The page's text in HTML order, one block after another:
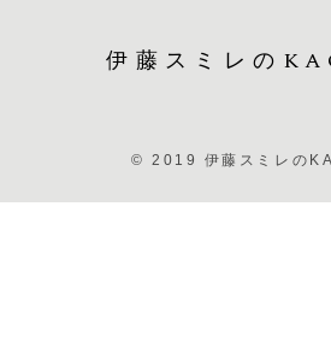
伊藤スミレの
© 2019 伊藤スミレの